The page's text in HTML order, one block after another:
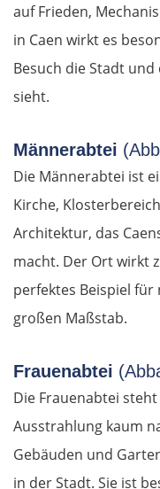
auf Frieden,
in Caen wirkt es
Besuch die Stadt
sieht.
Männerabtei
Die Männerabtei ist
Kirche,
Architektur, das
macht. Der Ort wirkt
perfektes Beispiel
großen Maßstab.
Frauenabtei
Die Frauenabtei
Ausstrahlung kaum
Gebäuden und
in der Stadt. Sie ist